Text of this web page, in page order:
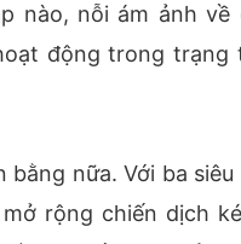
nào, nỗi ám ảnh về
động trong trạng
nữa. Với ba
rộng chiến dịch